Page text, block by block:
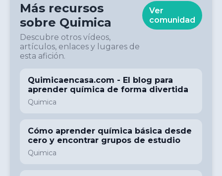
Más recursos
sobre Quimica
Descubre otros vídeos,
artículos, enlaces y lugares de
esta afición.
Ver
comunidad
Quimicaencasa.com - El blog para
aprender química de forma divertida
Quimica
Cómo aprender química básica desde
cero y encontrar grupos de estudio
Quimica